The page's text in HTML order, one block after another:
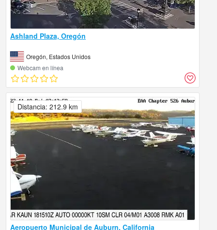
Ashland Plaza, Oregón
Oregón, Estados Unidos
Webcam en línea
Aeropuerto Municipal de Auburn, California
Distancia: 212.9 km